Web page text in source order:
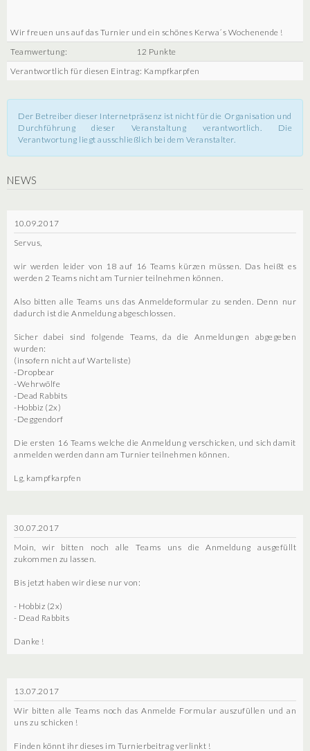
Wir freuen uns auf das Turnier und ein schönes Kerwa´s Wochenende !
Teamwertung:
12 Punkte
Verantwortlich für diesen Eintrag: Kampfkarpfen
Der Betreiber dieser Internetpräsenz ist nicht für die Organisation und
Durchführung dieser Veranstaltung verantwortlich. Die
Verantwortung liegt ausschließlich bei dem Veranstalter.
NEWS
10.09.2017
Servus,
wir werden leider von 18 auf 16 Teams kürzen müssen. Das heißt es
werden 2 Teams nicht am Turnier teilnehmen können.
Also bitten alle Teams uns das Anmeldeformular zu senden. Denn nur
dadurch ist die Anmeldung abgeschlossen.
Sicher dabei sind folgende Teams, da die Anmeldungen abgegeben
wurden:
(insofern nicht auf Warteliste)
-Dropbear
-Wehrwölfe
-Dead Rabbits
-Hobbiz (2x)
-Deggendorf
Die ersten 16 Teams welche die Anmeldung verschicken, und sich damit
anmelden werden dann am Turnier teilnehmen können.
Lg, kampfkarpfen
30.07.2017
Moin, wir bitten noch alle Teams uns die Anmeldung ausgefüllt
zukommen zu lassen.
Bis jetzt haben wir diese nur von:
- Hobbiz (2x)
- Dead Rabbits
Danke !
13.07.2017
Wir bitten alle Teams noch das Anmelde Formular auszufüllen und an
uns zu schicken !
Finden könnt ihr dieses im Turnierbeitrag verlinkt !